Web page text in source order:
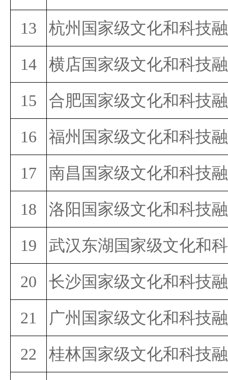
13
杭州国家级文化和科技
14
横店国家级文化和科技
15
合肥国家级文化和科技
16
福州国家级文化和科技
17
南昌国家级文化和科技
18
洛阳国家级文化和科技
19
武汉东湖国家级文化和
20
长沙国家级文化和科技
21
广州国家级文化和科技
22
桂林国家级文化和科技